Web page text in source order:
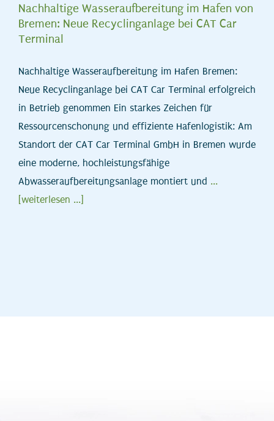
Nachhaltige Wasseraufbereitung im Hafen von
Bremen: Neue Recyclinganlage bei CAT Car
Terminal
Nachhaltige Wasseraufbereitung im Hafen Bremen:
Neue Recyclinganlage bei CAT Car Terminal erfolgreich
in Betrieb genommen Ein starkes Zeichen für
Ressourcenschonung und effiziente Hafenlogistik: Am
Standort der CAT Car Terminal GmbH in Bremen wurde
eine moderne, hochleistungsfähige
Abwasseraufbereitungsanlage montiert und ...
[weiterlesen ...]